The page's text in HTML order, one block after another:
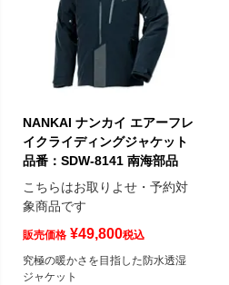
NANKAI ナンカイ エアーフレ
イクライディングジャケット
品番：SDW-8141 南海部品
こちらはお取りよせ・予約対
象商品です
販売価格 ¥49,800税込
究極の暖かさを目指した防水透湿
ジャケット